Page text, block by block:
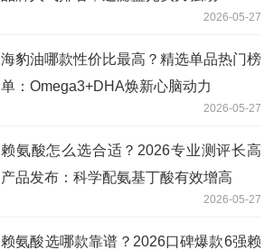
2026-05-27
海豹油哪款性价比最高？精选单品热门榜
单：Omega3+DHA焕新心脑动力
2026-05-27
赖氨酸怎么选合适？2026专业测评长高
产品发布：科学配氨基丁酸有效增高
2026-05-27
赖氨酸选哪款靠谱？2026口碑爆款6强赖